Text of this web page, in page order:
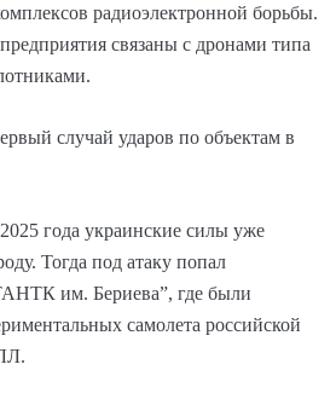
радиоэлектронной борьбы.
связаны с дронами типа
случай ударов по объектам в
года украинские силы уже
Тогда под атаку попал
им. Бериева”, где были
самолета российской